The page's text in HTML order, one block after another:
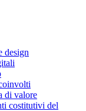
design
di valore
costitutivi del